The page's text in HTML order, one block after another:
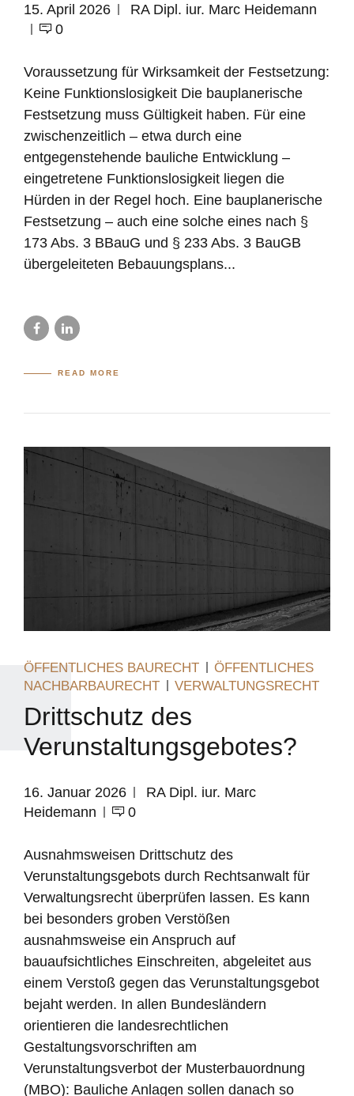
15. April 2026
RA Dipl. iur. Marc Heidemann
0
Voraussetzung für Wirksamkeit der Festsetzung:
Keine Funktionslosigkeit Die bauplanerische
Festsetzung muss Gültigkeit haben. Für eine
zwischenzeitlich – etwa durch eine
entgegenstehende bauliche Entwicklung –
eingetretene Funktionslosigkeit liegen die
Hürden in der Regel hoch. Eine bauplanerische
Festsetzung – auch eine solche eines nach §
173 Abs. 3 BBauG und § 233 Abs. 3 BauGB
übergeleiteten Bebauungsplans...
READ MORE
ÖFFENTLICHES BAURECHT
ÖFFENTLICHES
NACHBARBAURECHT
VERWALTUNGSRECHT
Drittschutz des
Verunstaltungsgebotes?
16. Januar 2026
RA Dipl. iur. Marc
Heidemann
0
Ausnahmsweisen Drittschutz des
Verunstaltungsgebots durch Rechtsanwalt für
Verwaltungsrecht überprüfen lassen. Es kann
bei besonders groben Verstößen
ausnahmsweise ein Anspruch auf
bauaufsichtliches Einschreiten, abgeleitet aus
einem Verstoß gegen das Verunstaltungsgebot
bejaht werden. In allen Bundesländern
orientieren die landesrechtlichen
Gestaltungsvorschriften am
Verunstaltungsverbot der Musterbauordnung
(MBO): Bauliche Anlagen sollen danach so